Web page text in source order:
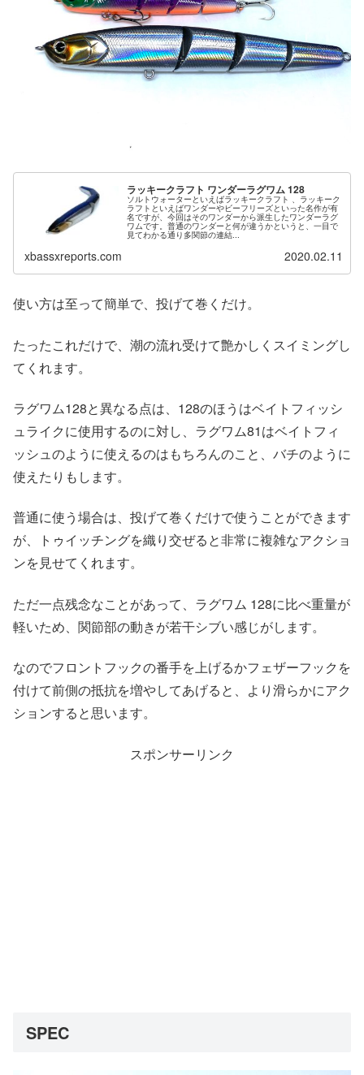
ラッキークラフト ワンダーラグワム 128
ソルトウォーターといえばラッキークラフト 、ラッキーク
ラフトといえばワンダーやビーフリーズといった名作が有
名ですが、今回はそのワンダーから派生したワンダーラグ
ワムです。普通のワンダーと何が違うかというと、一目で
見てわかる通り多関節の連結...
xbassxreports.com 2020.02.11
使い方は至って簡単で、投げて巻くだけ。
たったこれだけで、潮の流れ受けて艶かしくスイミングし
てくれます。
ラグワム128と異なる点は、128のほうはベイトフィッシ
ュライクに使用するのに対し、ラグワム81はベイトフィ
ッシュのように使えるのはもちろんのこと、バチのように
使えたりもします。
普通に使う場合は、投げて巻くだけで使うことができます
が、トゥイッチングを織り交ぜると非常に複雑なアクショ
ンを見せてくれます。
ただ一点残念なことがあって、ラグワム 128に比べ重量が
軽いため、関節部の動きが若干シブい感じがします。
なのでフロントフックの番手を上げるかフェザーフックを
付けて前側の抵抗を増やしてあげると、より滑らかにアク
ションすると思います。
スポンサーリンク
SPEC